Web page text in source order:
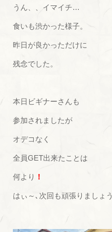
うん、、イマイチ…
食いも渋かった様子。
昨日が良かっただけに
残念でした。
本日ビギナーさんも
参加されましたが
オデコなく
全員GET出来たことは
何より ！
はぃ～､次回も頑張りましょう